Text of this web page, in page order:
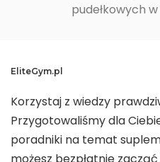
pudełkowych
EliteGym.pl
Korzystaj z wiedzy
Przygotowaliśmy dla
poradniki na temat